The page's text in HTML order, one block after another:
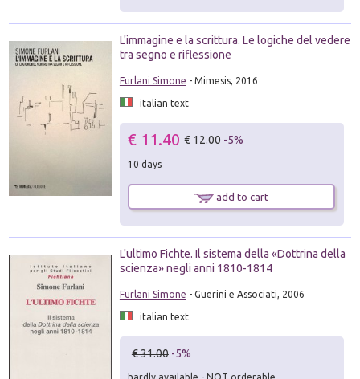
L'immagine e la scrittura. Le logiche del vedere
tra segno e riflessione
Furlani Simone - Mimesis, 2016
italian text
€ 11.40 € 12.00 -5%
10 days
add to cart
L'ultimo Fichte. Il sistema della «Dottrina della
scienza» negli anni 1810-1814
Furlani Simone - Guerini e Associati, 2006
italian text
€ 31.00 -5%